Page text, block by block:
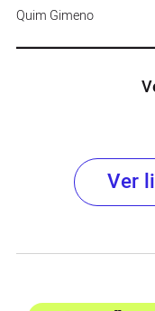
Quim Gimeno
Ver